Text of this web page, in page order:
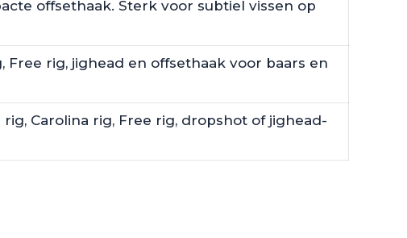
offsethaak. Sterk voor subtiel vissen op
rig, jighead en offsethaak voor baars en
Carolina rig, Free rig, dropshot of jighead-